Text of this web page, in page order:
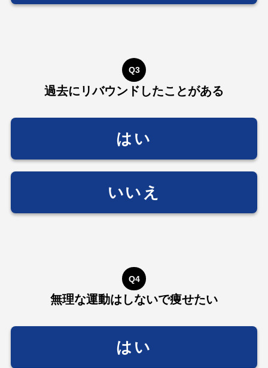
Q3
過去にリバウンドしたことがある
はい
いいえ
Q4
無理な運動はしないで痩せたい
はい